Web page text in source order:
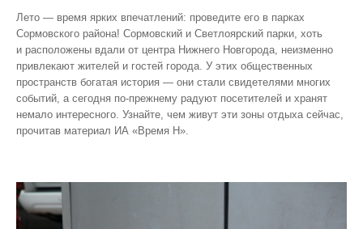
Лето — время ярких впечатлений: проведите его в парках
Сормовского района! Сормовский и Светлоярский парки, хоть
и расположены вдали от центра Нижнего Новгорода, неизменно
привлекают жителей и гостей города. У этих общественных
пространств богатая история — они стали свидетелями многих
событий, а сегодня по‑прежнему радуют посетителей и хранят
немало интересного. Узнайте, чем живут эти зоны отдыха сейчас,
прочитав материал ИА «Время Н».